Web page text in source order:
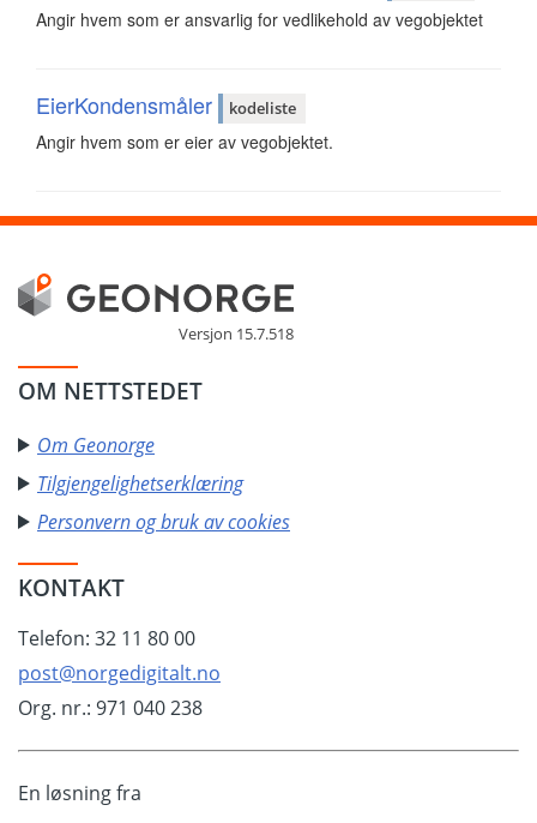
Angir hvem som er ansvarlig for vedlikehold av vegobjektet
EierKondensmåler kodeliste
Angir hvem som er eier av vegobjektet.